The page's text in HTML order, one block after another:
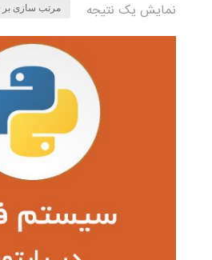
نمایش یک نتیجه